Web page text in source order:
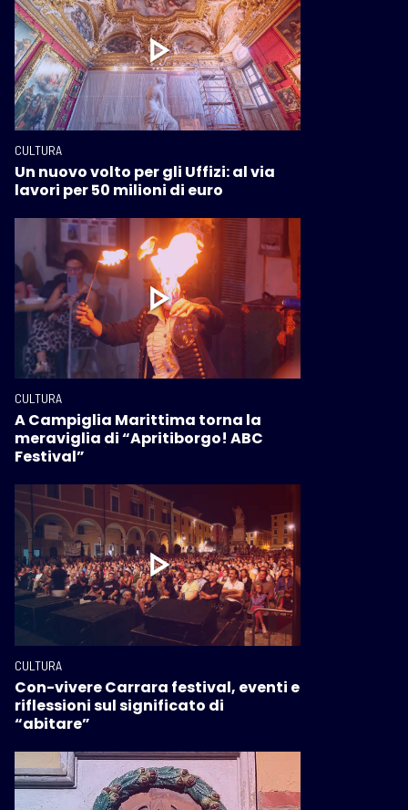
CULTURA
Un nuovo volto per gli Uffizi: al via
lavori per 50 milioni di euro
CULTURA
A Campiglia Marittima torna la
meraviglia di “Apritiborgo! ABC
Festival”
CULTURA
Con-vivere Carrara festival, eventi e
riflessioni sul significato di
“abitare”